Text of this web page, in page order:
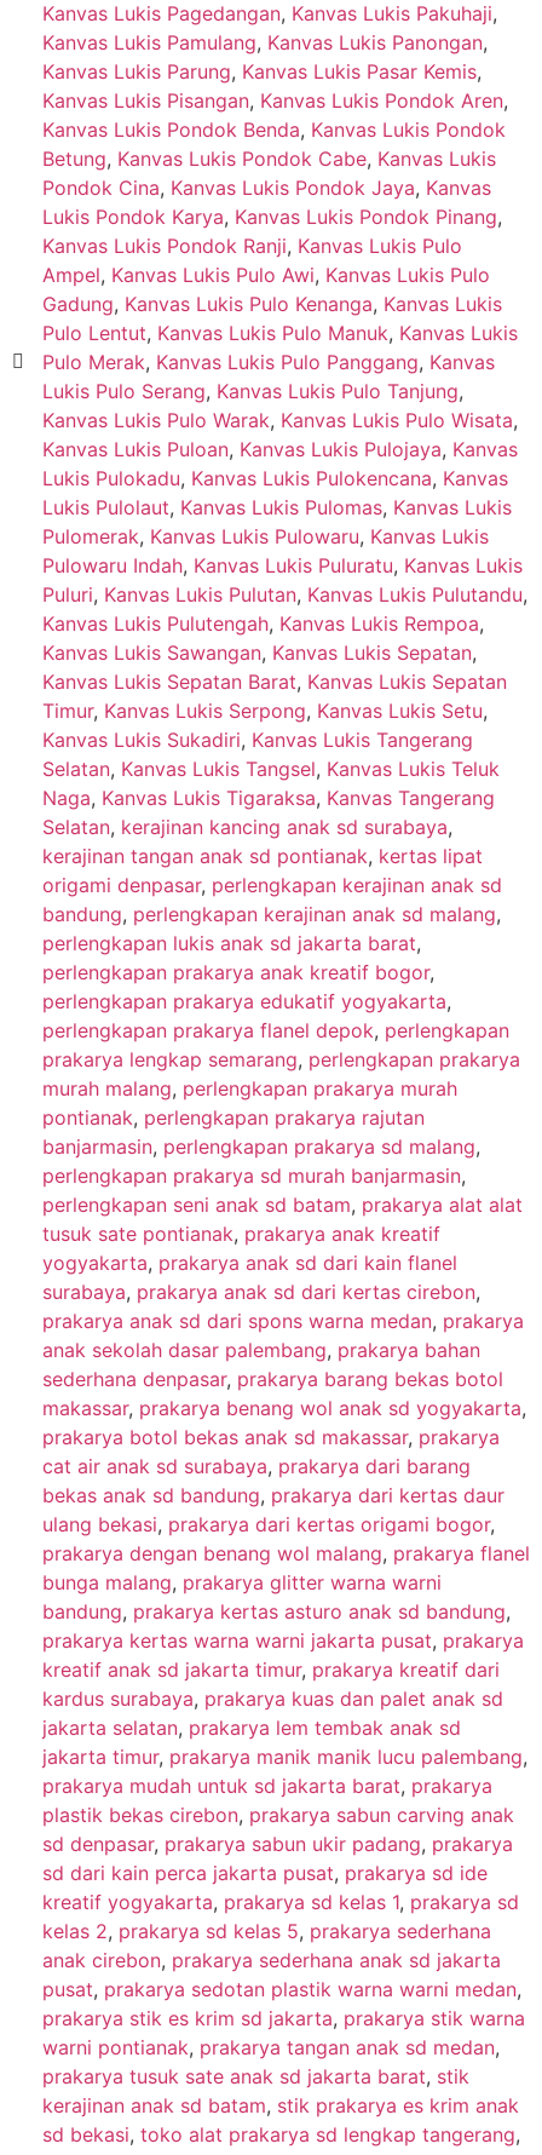
Kanvas Lukis Pagedangan, Kanvas Lukis Pakuhaji,
Kanvas Lukis Pamulang, Kanvas Lukis Panongan,
Kanvas Lukis Parung, Kanvas Lukis Pasar Kemis,
Kanvas Lukis Pisangan, Kanvas Lukis Pondok Aren,
Kanvas Lukis Pondok Benda, Kanvas Lukis Pondok
Betung, Kanvas Lukis Pondok Cabe, Kanvas Lukis
Pondok Cina, Kanvas Lukis Pondok Jaya, Kanvas
Lukis Pondok Karya, Kanvas Lukis Pondok Pinang,
Kanvas Lukis Pondok Ranji, Kanvas Lukis Pulo
Ampel, Kanvas Lukis Pulo Awi, Kanvas Lukis Pulo
Gadung, Kanvas Lukis Pulo Kenanga, Kanvas Lukis
Pulo Lentut, Kanvas Lukis Pulo Manuk, Kanvas Lukis
Pulo Merak, Kanvas Lukis Pulo Panggang, Kanvas
Lukis Pulo Serang, Kanvas Lukis Pulo Tanjung,
Kanvas Lukis Pulo Warak, Kanvas Lukis Pulo Wisata,
Kanvas Lukis Puloan, Kanvas Lukis Pulojaya, Kanvas
Lukis Pulokadu, Kanvas Lukis Pulokencana, Kanvas
Lukis Pulolaut, Kanvas Lukis Pulomas, Kanvas Lukis
Pulomerak, Kanvas Lukis Pulowaru, Kanvas Lukis
Pulowaru Indah, Kanvas Lukis Puluratu, Kanvas Lukis
Puluri, Kanvas Lukis Pulutan, Kanvas Lukis Pulutandu,
Kanvas Lukis Pulutengah, Kanvas Lukis Rempoa,
Kanvas Lukis Sawangan, Kanvas Lukis Sepatan,
Kanvas Lukis Sepatan Barat, Kanvas Lukis Sepatan
Timur, Kanvas Lukis Serpong, Kanvas Lukis Setu,
Kanvas Lukis Sukadiri, Kanvas Lukis Tangerang
Selatan, Kanvas Lukis Tangsel, Kanvas Lukis Teluk
Naga, Kanvas Lukis Tigaraksa, Kanvas Tangerang
Selatan, kerajinan kancing anak sd surabaya,
kerajinan tangan anak sd pontianak, kertas lipat
origami denpasar, perlengkapan kerajinan anak sd
bandung, perlengkapan kerajinan anak sd malang,
perlengkapan lukis anak sd jakarta barat,
perlengkapan prakarya anak kreatif bogor,
perlengkapan prakarya edukatif yogyakarta,
perlengkapan prakarya flanel depok, perlengkapan
prakarya lengkap semarang, perlengkapan prakarya
murah malang, perlengkapan prakarya murah
pontianak, perlengkapan prakarya rajutan
banjarmasin, perlengkapan prakarya sd malang,
perlengkapan prakarya sd murah banjarmasin,
perlengkapan seni anak sd batam, prakarya alat alat
tusuk sate pontianak, prakarya anak kreatif
yogyakarta, prakarya anak sd dari kain flanel
surabaya, prakarya anak sd dari kertas cirebon,
prakarya anak sd dari spons warna medan, prakarya
anak sekolah dasar palembang, prakarya bahan
sederhana denpasar, prakarya barang bekas botol
makassar, prakarya benang wol anak sd yogyakarta,
prakarya botol bekas anak sd makassar, prakarya
cat air anak sd surabaya, prakarya dari barang
bekas anak sd bandung, prakarya dari kertas daur
ulang bekasi, prakarya dari kertas origami bogor,
prakarya dengan benang wol malang, prakarya flanel
bunga malang, prakarya glitter warna warni
bandung, prakarya kertas asturo anak sd bandung,
prakarya kertas warna warni jakarta pusat, prakarya
kreatif anak sd jakarta timur, prakarya kreatif dari
kardus surabaya, prakarya kuas dan palet anak sd
jakarta selatan, prakarya lem tembak anak sd
jakarta timur, prakarya manik manik lucu palembang,
prakarya mudah untuk sd jakarta barat, prakarya
plastik bekas cirebon, prakarya sabun carving anak
sd denpasar, prakarya sabun ukir padang, prakarya
sd dari kain perca jakarta pusat, prakarya sd ide
kreatif yogyakarta, prakarya sd kelas 1, prakarya sd
kelas 2, prakarya sd kelas 5, prakarya sederhana
anak cirebon, prakarya sederhana anak sd jakarta
pusat, prakarya sedotan plastik warna warni medan,
prakarya stik es krim sd jakarta, prakarya stik warna
warni pontianak, prakarya tangan anak sd medan,
prakarya tusuk sate anak sd jakarta barat, stik
kerajinan anak sd batam, stik prakarya es krim anak
sd bekasi, toko alat prakarya sd lengkap tangerang,